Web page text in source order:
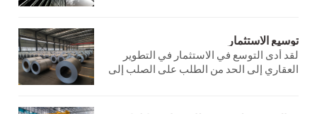
توسيع الاستثمار
لقد أدى التوسع في الاستثمار في التطوير
العقاري إلى الحد من الطلب على الصلب إلى